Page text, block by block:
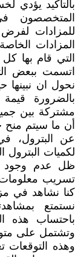
بالتأكيد يؤدي
المتخصصون
للمزادات
المزادات
التي قام بها
اتسمت ببعض
نحول ان
مشتركة بين
أن ما سيتم
عن البترول،
لكميات
ظل عدم وجود
تسريب
كنا نشاهد في
نستمتع
باحتساب هذه
وتشتمل على
وهذه